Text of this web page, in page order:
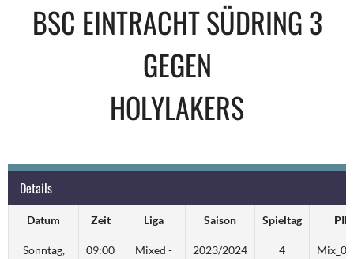
BSC EINTRACHT SÜDRING 3
GEGEN
HOLYLAKERS
Details
Datum Zeit Liga Saison Spieltag PIN
Sonntag,
09:00
Mixed -
2023/2024 4